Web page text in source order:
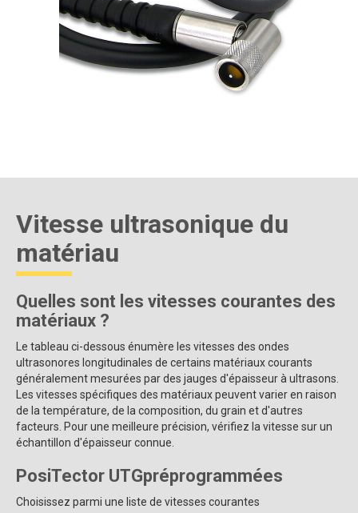
Vitesse ultrasonique du
matériau
Quelles sont les vitesses courantes des
matériaux ?
Le tableau ci-dessous énumère les vitesses des ondes
ultrasonores longitudinales de certains matériaux courants
généralement mesurées par des jauges d'épaisseur à ultrasons.
Les vitesses spécifiques des matériaux peuvent varier en raison
de la température, de la composition, du grain et d'autres
facteurs. Pour une meilleure précision, vérifiez la vitesse sur un
échantillon d'épaisseur connue.
PosiTector UTGpréprogrammées
Choisissez parmi une liste de vitesses courantes